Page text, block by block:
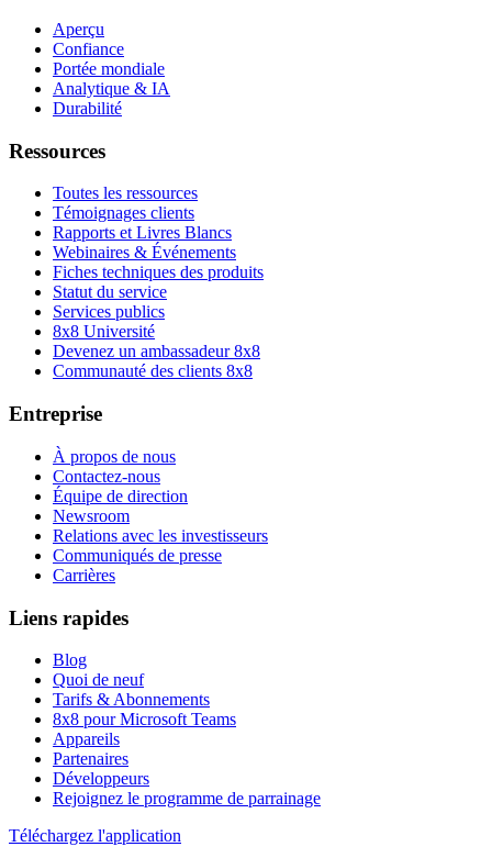
Aperçu
Confiance
Portée mondiale
Analytique & IA
Durabilité
Ressources
Toutes les ressources
Témoignages clients
Rapports et Livres Blancs
Webinaires & Événements
Fiches techniques des produits
Statut du service
Services publics
8x8 Université
Devenez un ambassadeur 8x8
Communauté des clients 8x8
Entreprise
À propos de nous
Contactez-nous
Équipe de direction
Newsroom
Relations avec les investisseurs
Communiqués de presse
Carrières
Liens rapides
Blog
Quoi de neuf
Tarifs & Abonnements
8x8 pour Microsoft Teams
Appareils
Partenaires
Développeurs
Rejoignez le programme de parrainage
Téléchargez l'application